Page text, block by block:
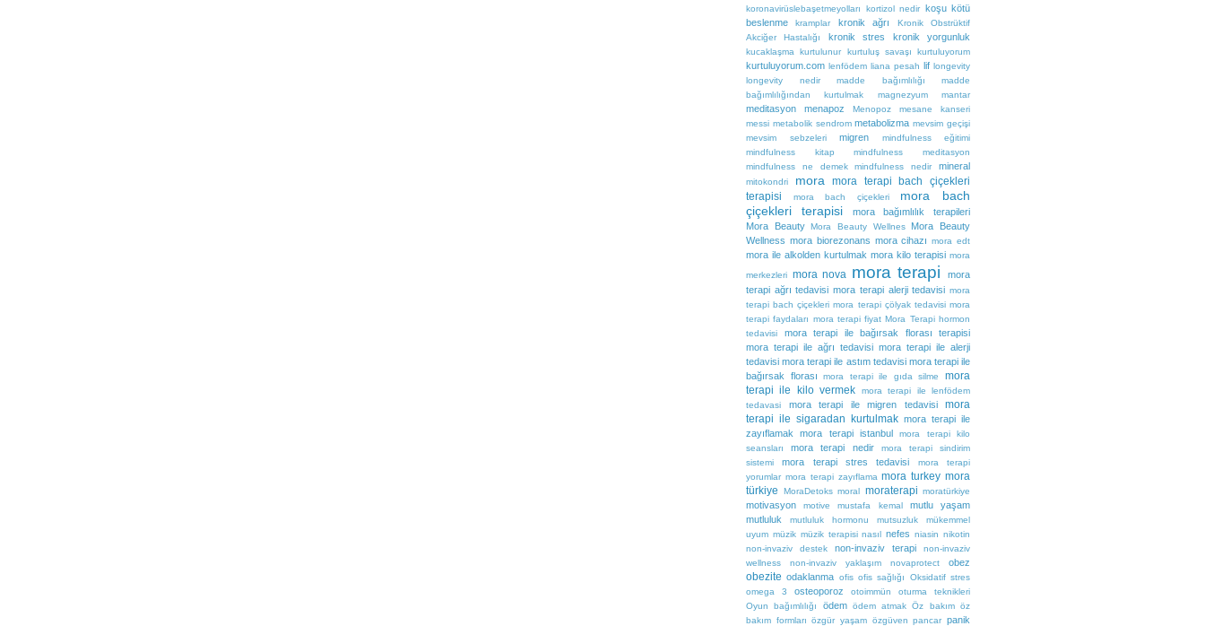
koronavirüslebaşetmeyolları
kortizol nedir koşu kötü
beslenme
kramplar kronik ağrı
Kronik Obstrüktif
Akciğer Hastalığı
kronik stres kronik yorgunluk
kucaklaşma kurtulunur kurtuluş savaşı kurtuluyorum
kurtuluyorum.com lenfödem liana pesah lif longevity
longevity nedir
madde bağımlılığı
madde
bağımlılığından kurtulmak
magnezyum mantar
meditasyon menapoz Menopoz
mesane kanseri
messi metabolik sendrom metabolizma mevsim geçişi
mevsim sebzeleri
migren
mindfulness eğitimi
mindfulness kitap
mindfulness meditasyon
mindfulness ne demek
mindfulness nedir mineral
mitokondri mora
mora terapi bach çiçekleri
terapisi
mora bach çiçekleri
mora bach
çiçekleri terapisi
mora bağımlılık terapileri
Mora Beauty
Mora Beauty Wellnes
Mora Beauty
Wellness mora biorezonans mora cihazı mora edt
mora ile alkolden kurtulmak mora kilo terapisi mora
merkezleri mora nova mora terapi
mora
terapi ağrı tedavisi mora terapi alerji tedavisi mora
terapi bach çiçekleri mora terapi çölyak tedavisi mora
terapi faydaları mora terapi fiyat Mora Terapi hormon
tedavisi
mora terapi ile bağırsak florası terapisi
mora terapi ile ağrı tedavisi mora terapi ile alerji
tedavisi mora terapi ile astım tedavisi mora terapi ile
bağırsak florası
mora terapi ile gıda silme
mora
terapi ile kilo vermek
mora terapi ile lenfödem
tedavasi
mora terapi ile migren tedavisi
mora
terapi ile sigaradan kurtulmak mora terapi ile
zayıflamak
mora terapi istanbul
mora terapi kilo
seansları
mora terapi nedir
mora terapi sindirim
sistemi
mora terapi stres tedavisi
mora terapi
yorumlar mora terapi zayıflama mora turkey mora
türkiye
MoraDetoks moral moraterapi moratürkiye
motivasyon motive mustafa kemal
mutlu yaşam
mutluluk
mutluluk hormonu mutsuzluk
mükemmel
uyum müzik müzik terapisi nasıl nefes niasin nikotin
non-invaziv destek
non-invaziv terapi
non-invaziv
wellness
non-invaziv yaklaşım novaprotect obez
obezite odaklanma ofis ofis sağlığı
Oksidatif stres
omega 3
osteoporoz otoimmün
oturma teknikleri
Oyun bağımlılığı
ödem ödem atmak Öz bakım öz
bakım formları özgür yaşam özgüven pancar panik